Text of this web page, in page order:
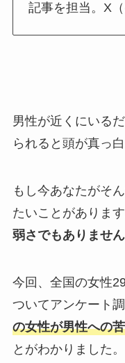
記事を担当。X
男性が近くにいる
られると頭が真っ白
もし今あなたがそ
たいことがあります
弱さでもありません
今回、全国の女性
ついてアンケート
の女性が男性への
とがわかりました